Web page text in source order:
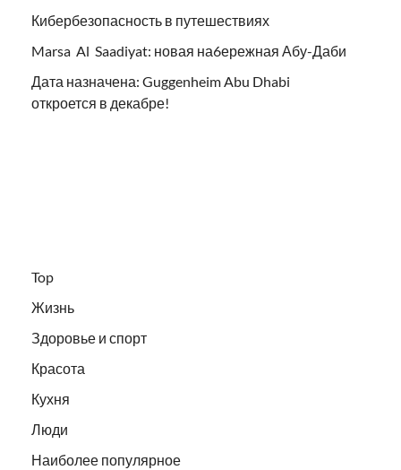
Кибербезопасность в путешествиях
Marsa Al Saadiyat: новая на6ережная Абу-Даби
Дата назначена: Guggenheim Abu Dhabi
откроется в декабре!
Top
Жизнь
Здоровье и спорт
Красота
Кухня
Люди
Наиболее популярное